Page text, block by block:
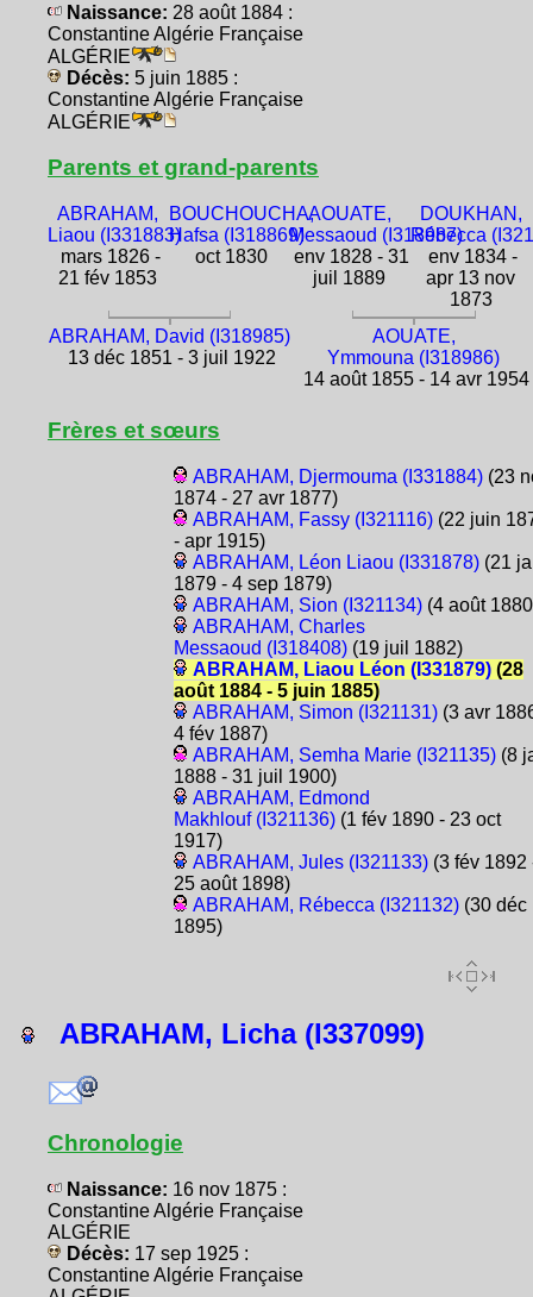
Naissance: 28 août 1884 :
Constantine Algérie Française
ALGÉRIE
Décès: 5 juin 1885 :
Constantine Algérie Française
ALGÉRIE
Parents et grand-parents
ABRAHAM,
Liaou (I331883)
mars 1826 -
21 fév 1853
BOUCHOUCHA,
Hafsa (I318869)
oct 1830
AOUATE,
Messaoud (I318987)
env 1828 - 31
juil 1889
DOUKHAN,
Rébecca
env 1834 -
apr 13 nov
1873
ABRAHAM, David (I318985)
13 déc 1851 - 3 juil 1922
AOUATE,
Ymmouna (I318986)
14 août 1855 - 14 avr 1954
Frères et sœurs
ABRAHAM, Djermouma (I331884)(23
1874 - 27 avr 1877)
ABRAHAM, Fassy (I321116)(22 juin
- apr 1915)
ABRAHAM, Léon Liaou (I331878)(21
1879 - 4 sep 1879)
ABRAHAM, Sion (I321134)(4 août
ABRAHAM, Charles
Messaoud (I318408)(19 juil 1882)
ABRAHAM, Liaou Léon (I331879)(28
août 1884 - 5 juin 1885)
ABRAHAM, Simon (I321131)(3 avr
4 fév 1887)
ABRAHAM, Semha Marie (I321135)(8
1888 - 31 juil 1900)
ABRAHAM, Edmond
Makhlouf (I321136)(1 fév 1890 - 23 oct
1917)
ABRAHAM, Jules (I321133)(3 fév 1892
25 août 1898)
ABRAHAM, Rébecca (I321132)(30 déc
1895)
ABRAHAM, Licha (I337099)
Chronologie
Naissance: 16 nov 1875 :
Constantine Algérie Française
ALGÉRIE
Décès: 17 sep 1925 :
Constantine Algérie Française